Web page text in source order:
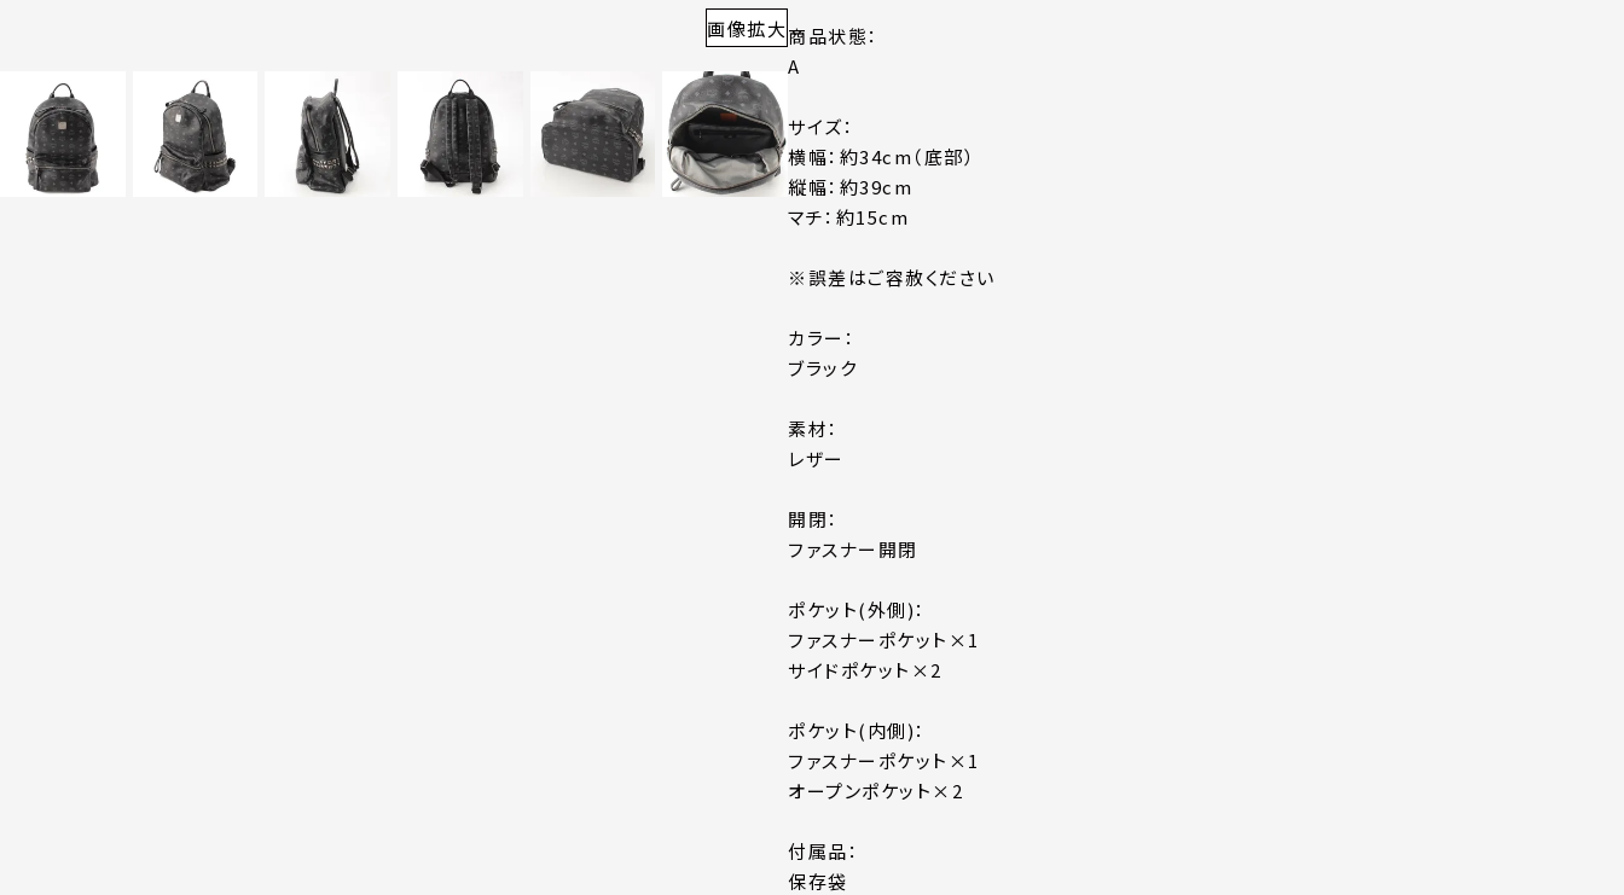
画像拡大商品状態：
A
サイズ：
横幅：約34cm（底部）
縦幅：約39cm
マチ：約15cm
※誤差はご容赦ください
カラー：
ブラック
素材：
レザー
開閉：
ファスナー開閉
ポケット(外側)：
ファスナーポケット×1
サイドポケット×2
ポケット(内側)：
ファスナーポケット×1
オープンポケット×2
付属品：
保存袋